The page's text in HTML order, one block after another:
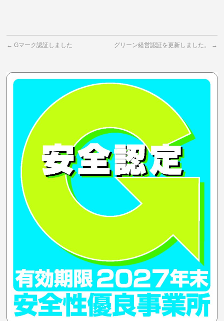
← Gマーク認証しました グリーン経営認証を更新しました。 →